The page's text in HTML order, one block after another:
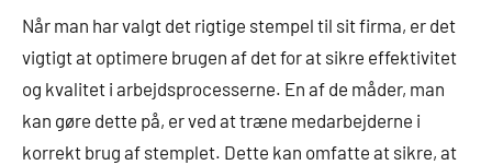
Når man har valgt det rigtige stempel til sit firma, er det
vigtigt at optimere brugen af det for at sikre effektivitet
og kvalitet i arbejdsprocesserne. En af de måder, man
kan gøre dette på, er ved at træne medarbejderne i
korrekt brug af stemplet. Dette kan omfatte at sikre, at